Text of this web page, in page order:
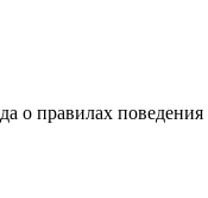
о правилах